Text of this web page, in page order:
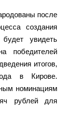
после
создания
увидеть
победителей
итогов,
в Кирове.
номинациям
рублей для